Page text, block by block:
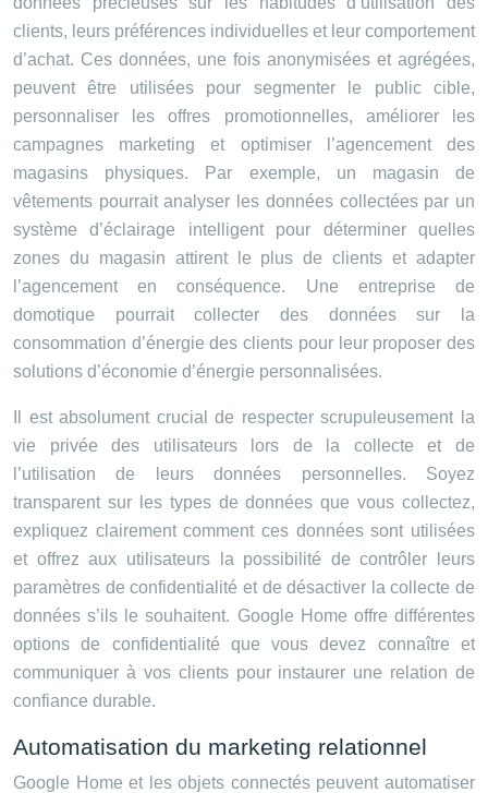
clients, leurs préférences individuelles et leur comportement
d’achat. Ces données, une fois anonymisées et agrégées,
peuvent être utilisées pour segmenter le public cible,
personnaliser les offres promotionnelles, améliorer les
campagnes marketing et optimiser l’agencement des
magasins physiques. Par exemple, un magasin de
vêtements pourrait analyser les données collectées par un
système d’éclairage intelligent pour déterminer quelles
zones du magasin attirent le plus de clients et adapter
l’agencement en conséquence. Une entreprise de
domotique pourrait collecter des données sur la
consommation d’énergie des clients pour leur proposer des
solutions d’économie d’énergie personnalisées.
Il est absolument crucial de respecter scrupuleusement la
vie privée des utilisateurs lors de la collecte et de
l’utilisation de leurs données personnelles. Soyez
transparent sur les types de données que vous collectez,
expliquez clairement comment ces données sont utilisées
et offrez aux utilisateurs la possibilité de contrôler leurs
paramètres de confidentialité et de désactiver la collecte de
données s’ils le souhaitent. Google Home offre différentes
options de confidentialité que vous devez connaître et
communiquer à vos clients pour instaurer une relation de
confiance durable.
Automatisation du marketing relationnel
Google Home et les objets connectés peuvent automatiser